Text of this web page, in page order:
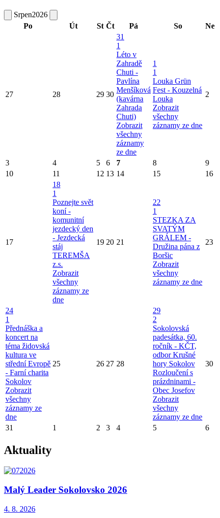
Srpen2026
Po
Út St Čt Pá So Ne
27 28 29 30
31
1
Léto v
Zahradě
Chuti -
Pavlína
Menšíková
(kavárna
Zahrada
Chuti)
Zobrazit
všechny
záznamy
ze dne
1
1
Louka Grün
Fest - Kouzelná
Louka
Zobrazit
všechny
záznamy ze dne
2
3 4 5 6 7 8
9
10
11 12 13 14 15 16
17
18
1
Poznejte svět
koní -
komunitní
jezdecký den
- Jezdecká
stáj
TEREMŠA
z.s.
Zobrazit
všechny
záznamy ze
dne
19 20 21
22
1
STEZKA ZA
SVATÝM
GRÁLEM -
Družina pána z
Boršic
Zobrazit
všechny
záznamy ze dne
23
24
1
Přednáška a
koncert na
téma židovská
kultura ve
střední Evropě
- Farní charita
Sokolov
Zobrazit
všechny
záznamy ze
dne
25 26 27 28
29
2
Sokolovská
padesátka, 60.
ročník - KČT,
odbor Krušné
hory Sokolov
Rozloučení s
prázdninami -
Obec Josefov
Zobrazit
všechny
záznamy ze dne
30
31 1 2 3 4 5 6
Aktuality
Malý Leader Sokolovsko 2026
4. 8. 2026